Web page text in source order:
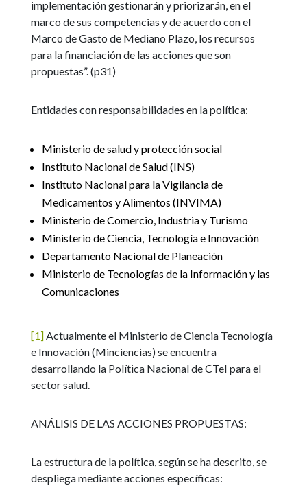
implementación gestionarán y priorizarán, en el
marco de sus competencias y de acuerdo con el
Marco de Gasto de Mediano Plazo, los recursos
para la financiación de las acciones que son
propuestas”. (p31)
Entidades con responsabilidades en la política:
Ministerio de salud y protección social
Instituto Nacional de Salud (INS)
Instituto Nacional para la Vigilancia de
Medicamentos y Alimentos (INVIMA)
Ministerio de Comercio, Industria y Turismo
Ministerio de Ciencia, Tecnología e Innovación
Departamento Nacional de Planeación
Ministerio de Tecnologías de la Información y las
Comunicaciones
[1]Actualmente el Ministerio de Ciencia Tecnología
e Innovación (Minciencias) se encuentra
desarrollando la Política Nacional de CTeI para el
sector salud.
ANÁLISIS DE LAS ACCIONES PROPUESTAS:
La estructura de la política, según se ha descrito, se
despliega mediante acciones específicas: